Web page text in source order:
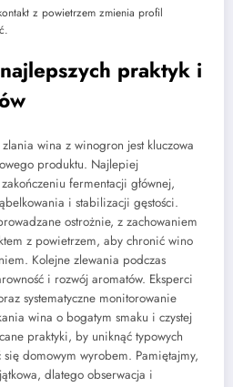
z powietrzem zmienia profil
praktyk i
wina z winogron jest kluczowa
produktu. Najlepiej
fermentacji głównej,
i stabilizacji gęstości.
ostrożnie, z zachowaniem
z powietrzem, aby chronić wino
Kolejne zlewania podczas
i rozwój aromatów. Eksperci
systematyczne monitorowanie
wina o bogatym smaku i czystej
praktyki, by uniknąć typowych
domowym wyrobem. Pamiętajmy,
dlatego obserwacja i